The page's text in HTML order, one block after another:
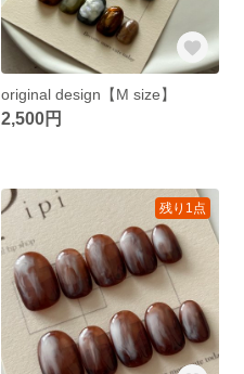
original design【M size】
2,500円
残り1点